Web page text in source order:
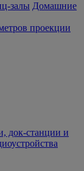
залы Домашние
проекции
док-станции и